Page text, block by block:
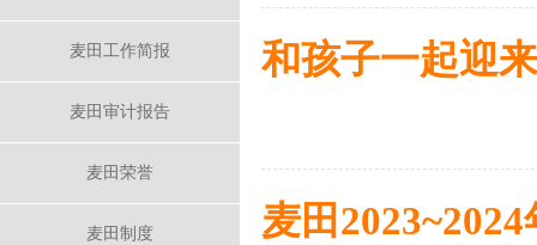
麦田工作简报
麦田审计报告
麦田荣誉
麦田制度
和孩子一起迎
麦田